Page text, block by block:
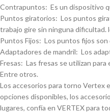
Contrapuntos: Es un dispositivo
Puntos giratorios: Los puntos
trabajo gire sin ninguna
Puntos Fijos: Los puntos fijos
Adaptadores de mandril: Los
Fresas: Las fresas se utilizan para
Entre otros.
Los accesorios para torno Vertex
opciones disponibles, los
lugares, confí­a en VERTEX para